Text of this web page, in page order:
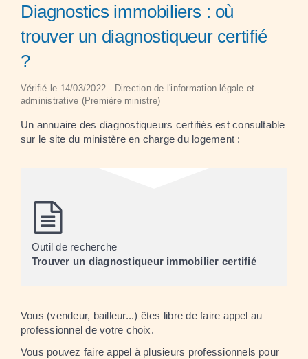
Diagnostics immobiliers : où
trouver un diagnostiqueur certifié
?
Vérifié le 14/03/2022 - Direction de l'information légale et
administrative (Première ministre)
Un annuaire des diagnostiqueurs certifiés est consultable
sur le site du ministère en charge du logement :
Outil de recherche
Trouver un diagnostiqueur immobilier certifié
Vous (vendeur, bailleur...) êtes libre de faire appel au
professionnel de votre choix.
Vous pouvez faire appel à plusieurs professionnels pour